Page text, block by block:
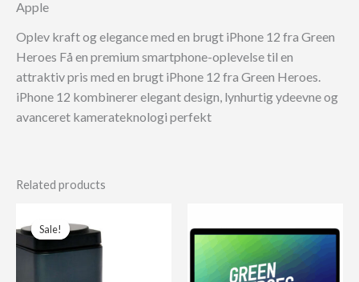
Apple
Oplev kraft og elegance med en brugt iPhone 12 fra Green
Heroes Få en premium smartphone-oplevelse til en
attraktiv pris med en brugt iPhone 12 fra Green Heroes.
iPhone 12 kombinerer elegant design, lynhurtig ydeevne og
avanceret kamerateknologi perfekt
Related products
Sale!
Sale!